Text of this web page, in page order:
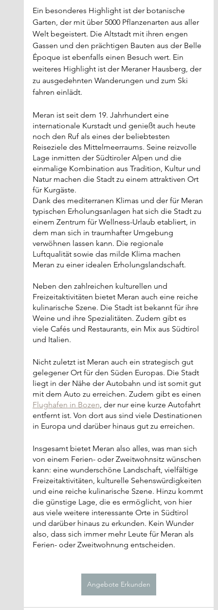
Ein besonderes Highlight ist der botanische
Garten, der mit über 5000 Pflanzenarten aus aller
Welt begeistert. Die Altstadt mit ihren engen
Gassen und den prächtigen Bauten aus der Belle
Époque ist ebenfalls einen Besuch wert. Ein
weiteres Highlight ist der Meraner Hausberg, der
zu ausgedehnten Wanderungen und zum Ski
fahren einlädt.
Meran ist seit dem 19. Jahrhundert eine
internationale Kurstadt und genießt auch heute
noch den Ruf als eines der beliebtesten
Reiseziele des Mittelmeerraums. Seine reizvolle
Lage inmitten der Südtiroler Alpen und die
einmalige Kombination aus Tradition, Kultur und
Natur machen die Stadt zu einem attraktiven Ort
für Kurgäste.
Dank des mediterranen Klimas und der für Meran
typischen Erholungsanlagen hat sich die Stadt zu
einem Zentrum für Wellness-Urlaub etabliert, in
dem man sich in traumhafter Umgebung
verwöhnen lassen kann. Die regionale
Luftqualität sowie das milde Klima machen
Meran zu einer idealen Erholungslandschaft.
Neben den zahlreichen kulturellen und
Freizeitaktivitäten bietet Meran auch eine reiche
kulinarische Szene. Die Stadt ist bekannt für ihre
Weine und ihre Spezialitäten. Zudem gibt es
viele Cafés und Restaurants, ein Mix aus Südtirol
und Italien.
Nicht zuletzt ist Meran auch ein strategisch gut
gelegener Ort für den Süden Europas. Die Stadt
liegt in der Nähe der Autobahn und ist somit gut
mit dem Auto zu erreichen. Zudem gibt es einen
Flughafen in Bozen, der nur eine kurze Autofahrt
entfernt ist. Von dort aus sind viele Destinationen
in Europa und darüber hinaus gut zu erreichen.
Insgesamt bietet Meran also alles, was man sich
von einem Ferien- oder Zweitwohnsitz wünschen
kann: eine wunderschöne Landschaft, vielfältige
Freizeitaktivitäten, kulturelle Sehenswürdigkeiten
und eine reiche kulinarische Szene. Hinzu kommt
die günstige Lage, die es ermöglicht, von hier
aus viele weitere interessante Orte in Südtirol
und darüber hinaus zu erkunden. Kein Wunder
also, dass sich immer mehr Leute für Meran als
Ferien- oder Zweitwohnung entscheiden.
Angebote Erkunden